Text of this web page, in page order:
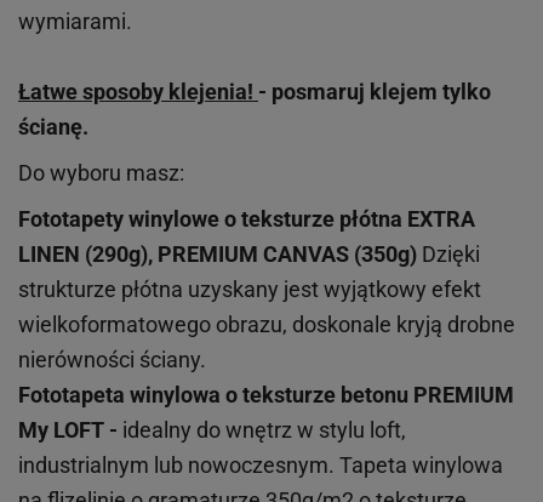
wymiarami.
Łatwe sposoby klejenia! - posmaruj klejem tylko
ścianę.
Do wyboru masz:
Fototapety winylowe oteksturze płótna EXTRA
LINEN (290g), PREMIUM CANVAS (350g) Dzięki
strukturze płótna uzyskany jest wyjątkowy efekt
wielkoformatowego obrazu, doskonale kryją drobne
nierówności ściany.
Fototapeta winylowa oteksturze betonu PREMIUM
My LOFT - idealny do wnętrz w stylu loft,
industrialnym lub nowoczesnym. Tapeta winylowa